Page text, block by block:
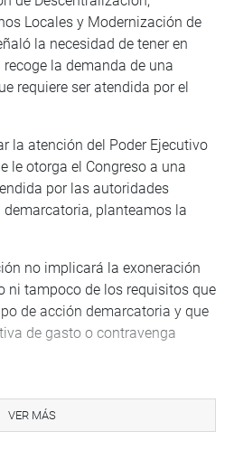
Locales y Modernización de
la necesidad de tener en
la demanda de una
requiere ser atendida por el
la atención del Poder Ejecutivo
le otorga el Congreso a una
por las autoridades
planteamos la
no implicará la exoneración
ni tampoco de los requisitos que
de acción demarcatoria y que
de gasto o contravenga
(DD), señaló que la población
y se refirió a la
VER MÁS